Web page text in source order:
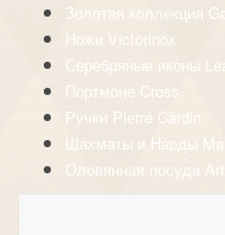
Золотая коллекция
Ножи Victorinox
Серебряные иконы
Портмоне Cross
Ручки Pierre Cardin
Шахматы и Нарды
Оловянная посуда